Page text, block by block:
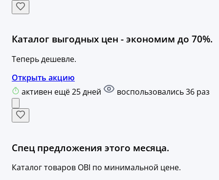
Каталог выгодных цен - экономим до 70%.
Теперь дешевле.
Открыть акцию
активен ещё 25 дней
воспользовались 36 раз
Спец предложения этого месяца.
Каталог товаров OBI по минимальной цене.